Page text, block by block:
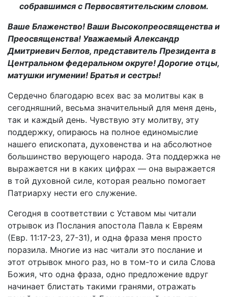
собравшимся с Первосвятительским словом.
Ваше Блаженство! Ваши Высокопреосвященства и
Преосвященства! Уважаемый Александр
Дмитриевич Беглов, представитель Президента в
Центральном федеральном округе! Дорогие отцы,
матушки игумении! Братья и сестры!
Сердечно благодарю всех вас за молитвы как в
сегодняшний, весьма значительный для меня день,
так и каждый день. Чувствую эту молитву, эту
поддержку, опираюсь на полное единомыслие
нашего епископата, духовенства и на абсолютное
большинство верующего народа. Эта поддержка не
выражается ни в каких цифрах — она выражается
в той духовной силе, которая реально помогает
Патриарху нести его служение.
Сегодня в соответствии с Уставом мы читали
отрывок из Послания апостола Павла к Евреям
(Евр. 11:17-23, 27-31), и одна фраза меня просто
поразила. Многие из нас читали это послание и
этот отрывок много раз, но в том-то и сила Слова
Божия, что одна фраза, одно предложение вдруг
начинает блистать такими гранями, отражать